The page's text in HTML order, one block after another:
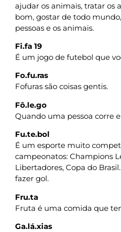
ajudar os animais, tratar os
bom, gostar de todo
pessoas e os animais.
Fi.fa 19
É um jogo de futebol que
Fo.fu.ras
Fofuras são coisas gentis.
Fô.le.go
Quando uma pessoa corre
Fu.te.bol
É um esporte muito
campeonatos: Champions
Libertadores, Copa do
fazer gol.
Fru.ta
Fruta é uma comida que
Ga.lá.xias